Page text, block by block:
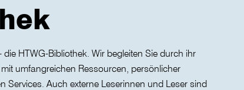
HTWG-Bibliothek. Wir begleiten Sie durch ihr
umfangreichen Ressourcen, persönlicher
Services. Auch externe Leserinnen und Leser sind